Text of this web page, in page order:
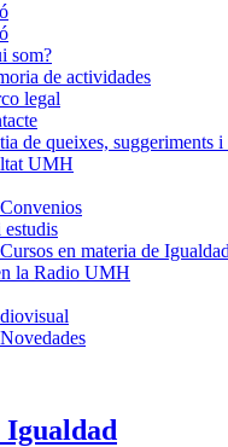
som?
de actividades
legal
de queixes, suggeriments
UMH
estudis
en materia de Igualdad
la Radio UMH
Igualdad